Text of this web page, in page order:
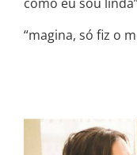
“magina, só fiz o